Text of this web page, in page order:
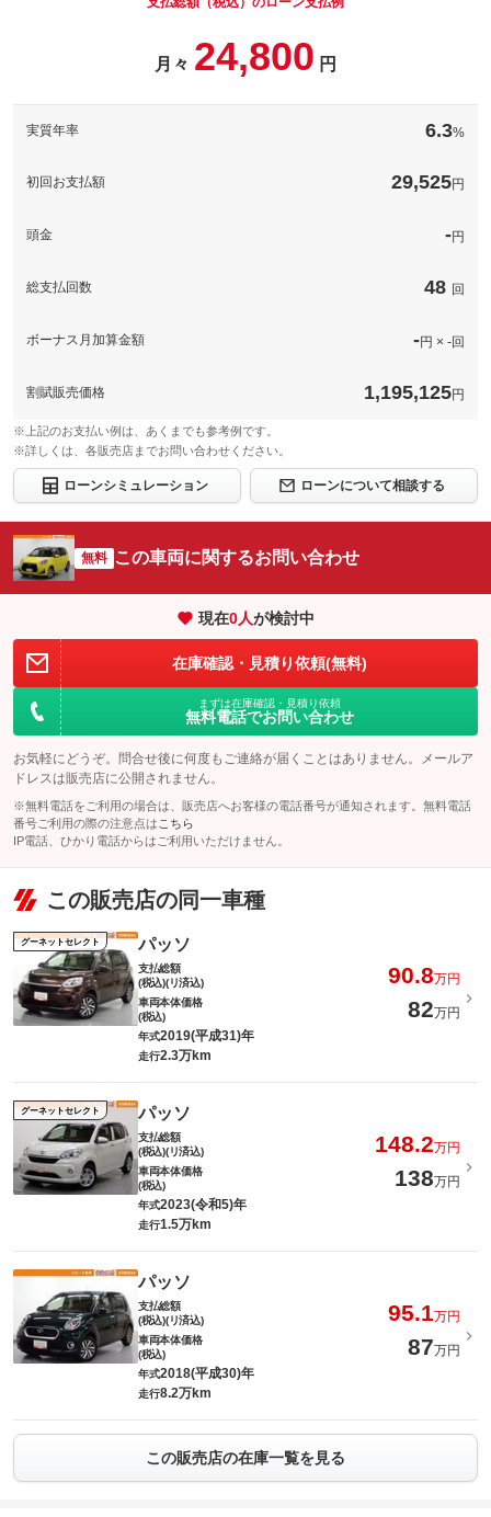
す。※人気の数字等は、抽選になることがございます。ご了承く
備考
月々 24,800 円
実質年率 6.3%
初回お支払額 29,525円
頭金 -円
総支払回数 48 回
ボーナス月加算金額 -円 × -回
割賦販売価格 1,195,125円
※上記のお支払い例は、あくまでも参考例です。
※詳しくは、各販売店までお問い合わせください。
ローンシミュレーション ローンについて相談する
無料 この車両に関するお問い合わせ
現在0人が検討中
在庫確認・見積り依頼(無料)
まずは在庫確認・見積り依頼
無料電話でお問い合わせ
お気軽にどうぞ。問合せ後に何度もご連絡が届くことはありません。メールア
ドレスは販売店に公開されません。
※無料電話をご利用の場合は、販売店へお客様の電話番号が通知されます。無料電話
番号ご利用の際の注意点は こちら
IP電話、ひかり電話からはご利用いただけません。
この販売店の同一車種
グーネットセレクト パッソ
支払総額
(税込)(リ済込)
90.8万円
車両本体価格
(税込)
82万円
年式2019(平成31)年
走行2.3万km
グーネットセレクト パッソ
支払総額
(税込)(リ済込)
148.2万円
車両本体価格
(税込)
138万円
年式2023(令和5)年
走行1.5万km
パッソ
支払総額
(税込)(リ済込)
95.1万円
車両本体価格
(税込)
87万円
年式2018(平成30)年
走行8.2万km
この販売店の在庫一覧を見る